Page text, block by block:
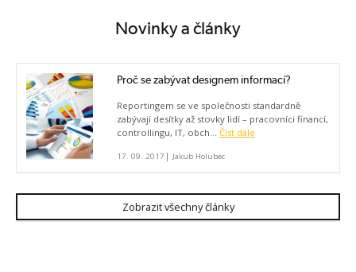
Novinky a články
Proč se zabývat designem informací?
Reportingem se ve společnosti standardně
zabývají desítky až stovky lidí – pracovníci financí,
controllingu, IT, obch... Číst dále
17. 09. 2017 | Jakub Holubec
Zobrazit všechny články